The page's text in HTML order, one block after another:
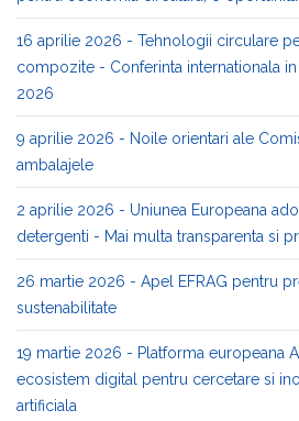
16 aprilie 2026 - Tehnologii circulare
compozite - Conferinta internationala
2026
9 aprilie 2026 - Noile orientari ale
ambalajele
2 aprilie 2026 - Uniunea Europeana
detergenti - Mai multa transparenta si
26 martie 2026 - Apel EFRAG pentru
sustenabilitate
19 martie 2026 - Platforma europeana
ecosistem digital pentru cercetare si
artificiala